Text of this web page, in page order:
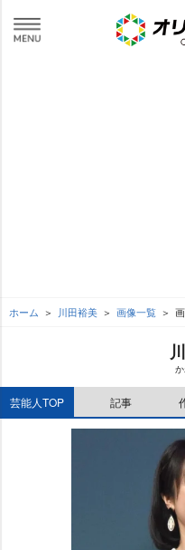
ホーム 川田裕美 画像一覧
芸能人TOP 記事